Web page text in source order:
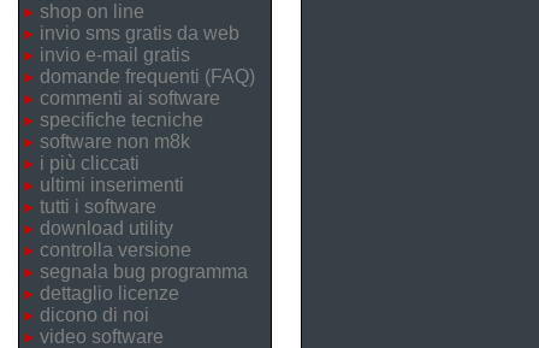
shop on line
invio sms gratis da web
invio e-mail gratis
domande frequenti (FAQ)
commenti ai software
specifiche tecniche
software non m8k
i più cliccati
ultimi inserimenti
tutti i software
download utility
controlla versione
segnala bug programma
dettaglio licenze
dicono di noi
video software